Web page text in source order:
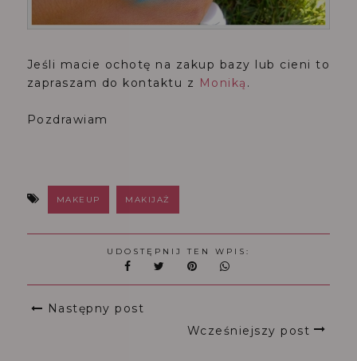
Jeśli macie ochotę na zakup bazy lub cieni to
zapraszam do kontaktu z Moniką .
Pozdrawiam
MAKEUP MAKIJAŻ
UDOSTĘPNIJ TEN WPIS:
Następny post
Wcześniejszy post